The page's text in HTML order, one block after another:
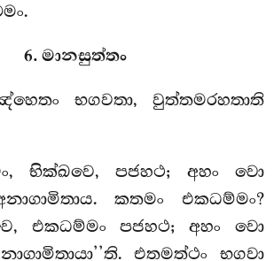
6. මානසුත්තං
භගවතා, වුත්තමරහතාති
භික්ඛවෙ, පජහථ; අහං වො
කතමං එකධම්මං?
එකධම්මං පජහථ; අහං වො
එතමත්ථං භගවා